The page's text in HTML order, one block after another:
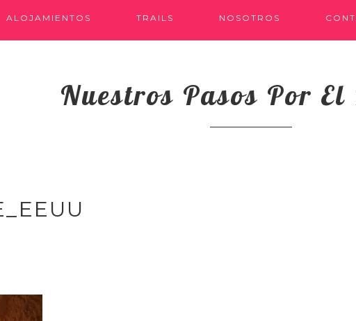
ALOJAMIENTOS TRAILS NOSOTROS
Nuestros Pasos Por El